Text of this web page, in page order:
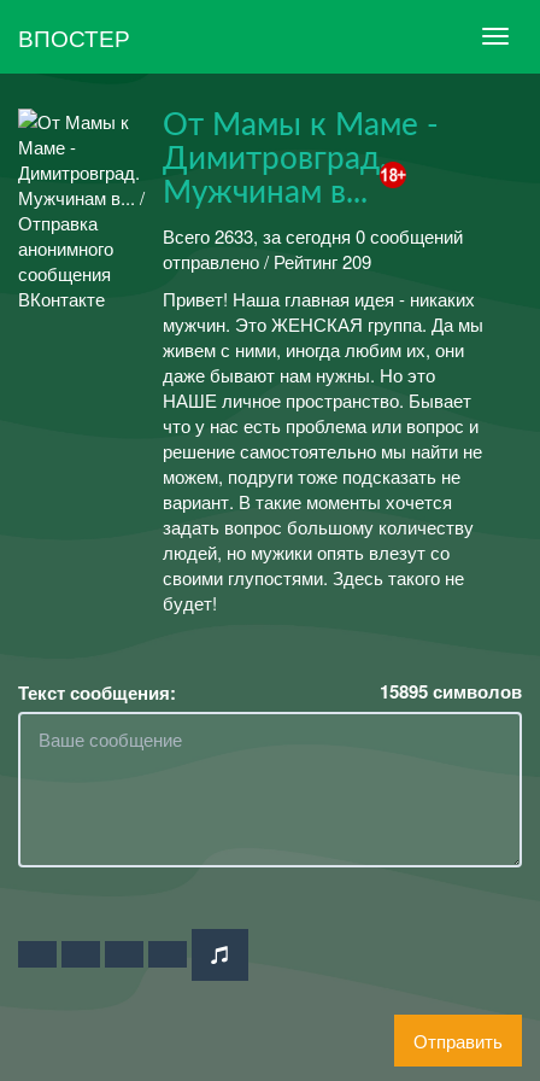
ВПОСТЕР
От Мамы к Маме -
Димитровград.
Мужчинам в...
Всего 2633, за сегодня 0 сообщений
отправлено / Рейтинг 209
Привет! Наша главная идея - никаких
мужчин. Это ЖЕНСКАЯ группа. Да мы
живем с ними, иногда любим их, они
даже бывают нам нужны. Но это
НАШЕ личное пространство. Бывает
что у нас есть проблема или вопрос и
решение самостоятельно мы найти не
можем, подруги тоже подсказать не
вариант. В такие моменты хочется
задать вопрос большому количеству
людей, но мужики опять влезут со
своими глупостями. Здесь такого не
будет!
Текст сообщения: 15895символов
Отправить